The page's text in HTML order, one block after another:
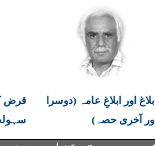
ابلاغ اور ابلاغِ عامہ (دوسرا
اور آخری حصہ)
قرض